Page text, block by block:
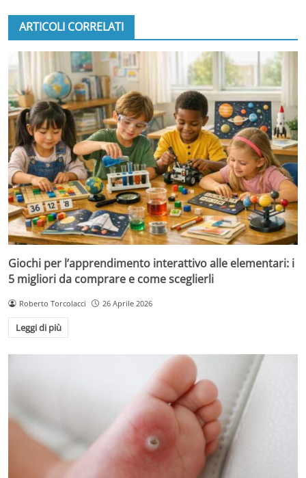
ARTICOLI CORRELATI
Giochi per l’apprendimento interattivo alle elementari: i
5 migliori da comprare e come sceglierli
Roberto Torcolacci 26 Aprile 2026
Leggi di più